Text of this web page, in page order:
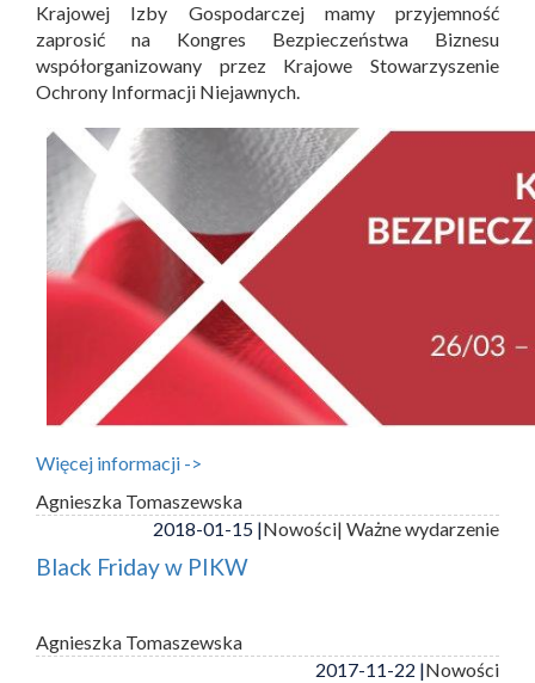
Krajowej Izby Gospodarczej mamy przyjemność
zaprosić na Kongres Bezpieczeństwa Biznesu
współorganizowany przez Krajowe Stowarzyszenie
Ochrony Informacji Niejawnych.
Więcej informacji ->
Agnieszka Tomaszewska
2018-01-15 |Nowości| Ważne wydarzenie
Black Friday w PIKW
Agnieszka Tomaszewska
2017-11-22 |Nowości